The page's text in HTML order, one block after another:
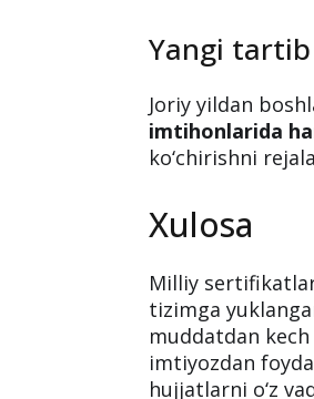
Yangi tartib
Joriy yildan
imtihonlarida
ko‘chirishni
Xulosa
Milliy
tizimga
muddatdan
imtiyozdan
hujjatlarni o‘z